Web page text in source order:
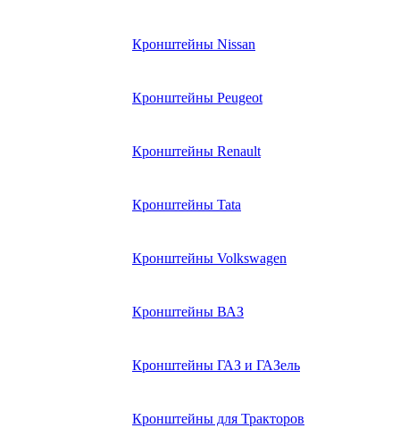
Кронштейны Nissan
Кронштейны Peugeot
Кронштейны Renault
Кронштейны Tata
Кронштейны Volkswagen
Кронштейны ВАЗ
Кронштейны ГАЗ и ГАЗель
Кронштейны для Тракторов